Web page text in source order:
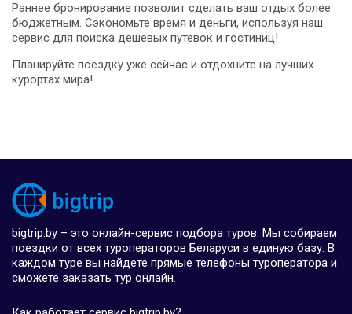
Раннее бронирование позволит сделать ваш отдых более
бюджетным. Сэкономьте время и деньги, используя наш
сервис для поиска дешевых путевок и гостиниц!
Планируйте поездку уже сейчас и отдохните на лучших
курортах мира!
bigtrip.by – это онлайн-сервис подбора туров. Мы собираем
поездки от всех туроператоров Беларуси в единую базу. В
каждом туре вы найдете прямые телефоны туроператора и
сможете заказать тур онлайн.